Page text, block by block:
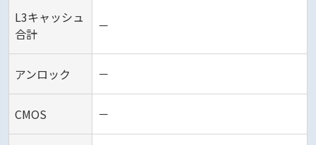
L3キャッシュ
合計
－
アンロック －
CMOS －